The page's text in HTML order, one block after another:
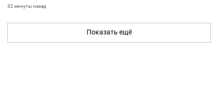
32 минуты назад
Показать ещё